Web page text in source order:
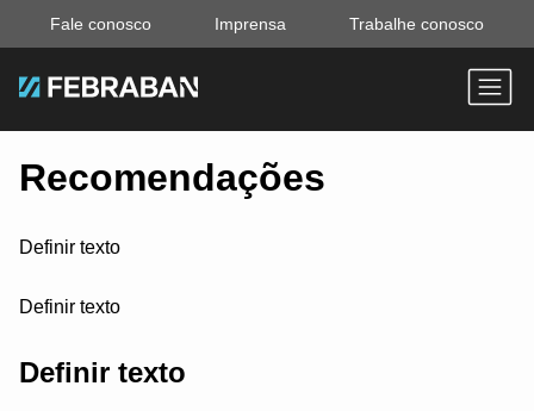
Fale conosco Imprensa Trabalhe conosco
Recomendações
Definir texto
Definir texto
Definir texto